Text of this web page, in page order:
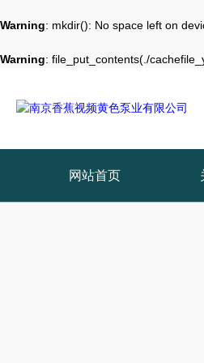
Warning: mkdir(): No space left on
Warning: file_put_contents(./
网站首页